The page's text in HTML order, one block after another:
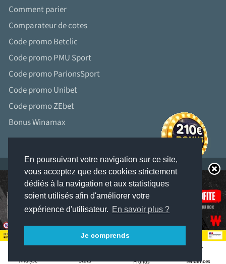
En poursuivant votre navigation sur ce site,
vous acceptez que des cookies strictement
dédiés à la navigation et aux statistiques
soient utilisés afin d'améliorer votre
expérience d'utilisateur. En savoir plus ?
Je comprends
Analyse Stats Pronos Tendances
Comment parier
Comparateur de cotes
Code promo Betclic
Code promo PMU Sport
Code promo ParionsSport
Code promo Unibet
Code promo ZEbet
Bonus Winamax
LES JEUX D’ARGENT ET DE HASARD PEUVENT ÊTRE DANGEREUX : PERTES
D’ARGENT, CONFLITS FAMILIAUX, ADDICTION...
RETROUVEZ NOS CONSEILS SUR JOUEURS-INFO-SERVICE. FR (09 74 75 13 13 –
APPEL NON SURTAXÉ).